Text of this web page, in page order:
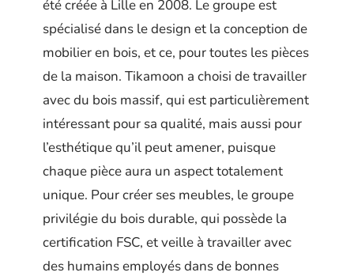
été créée à Lille en 2008. Le groupe est
spécialisé dans le design et la conception de
mobilier en bois, et ce, pour toutes les pièces
de la maison. Tikamoon a choisi de travailler
avec du bois massif, qui est particulièrement
intéressant pour sa qualité, mais aussi pour
l’esthétique qu’il peut amener, puisque
chaque pièce aura un aspect totalement
unique. Pour créer ses meubles, le groupe
privilégie du bois durable, qui possède la
certification FSC, et veille à travailler avec
des humains employés dans de bonnes